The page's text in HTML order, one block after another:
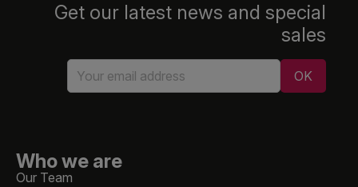
Get our latest news and special
sales
Who we are
Our Team